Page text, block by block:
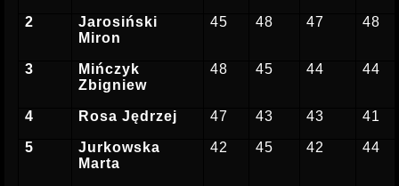
2
Jarosiński
Miron
45 48 47 48
3
Mińczyk
Zbigniew
48 45 44 44
4 Rosa Jędrzej 47 43 43 41
5
Jurkowska
Marta
42 45 42 44